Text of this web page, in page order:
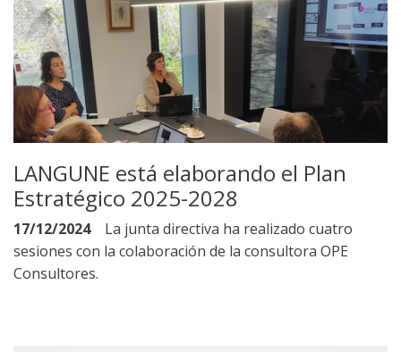
LANGUNE está elaborando el Plan
Estratégico 2025-2028
17/12/2024
La junta directiva ha realizado cuatro
sesiones con la colaboración de la consultora OPE
Consultores.